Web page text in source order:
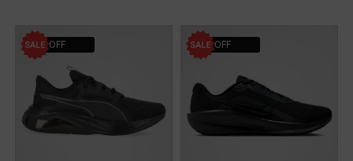
10% OFF 10% OFF